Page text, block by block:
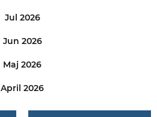
Jul 2026
Jun 2026
Maj 2026
April 2026